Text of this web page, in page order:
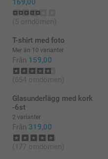
169,00
(5 omdömen)
T-shirt med foto
Mer än 10 varianter
Från 159,00
(654 omdömen)
Glasunderlägg med kork
-6st
2 varianter
Från 319,00
(177 omdömen)